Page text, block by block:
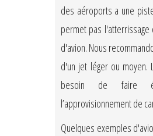
des aéroports a une
permet pas
d'avion. Nous
d'un jet léger ou moyen.
besoin de faire
l’approvisionnement de
Quelques exemples